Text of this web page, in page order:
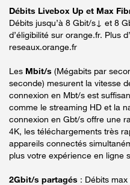
Débits Livebox Up et Max
Débits jusqu’à 8 Gbit/s↓ et 8
d’éligibilité sur orange.fr. Plus
reseaux.orange.fr
Les Mbit/s (Mégabits par
seconde) mesurent la vitesse
connexion en Mbt/s est
comme le streaming HD et la
connexion en Gbt/s offre une
4K, les téléchargements très
appareils connectés
plus votre expérience en ligne
2Gbit/s partagés : Débits